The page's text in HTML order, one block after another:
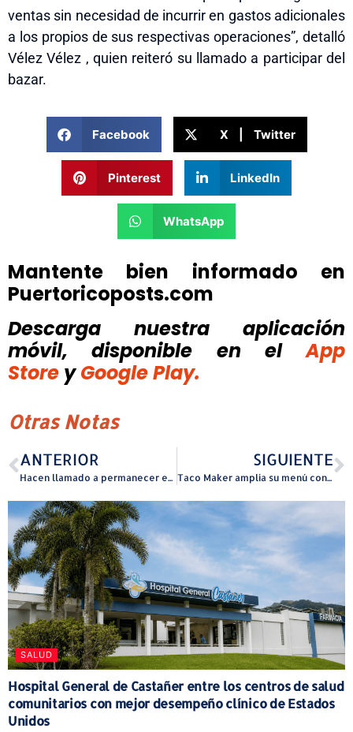
ventas sin necesidad de incurrir en gastos adicionales
a los propios de sus respectivas operaciones”, detalló
Vélez Vélez , quien reiteró su llamado a participar del
bazar.
Facebook X | Twitter
Pinterest LinkedIn
WhatsApp
Mantente bien informado en
Puertoricoposts.com
Descarga nuestra aplicación
móvil, disponible
en el
App
Store y Google Play.
Otras Notas
ANTERIOR
Hacen llamado a permanecer en los hogares debido a las lluvias registradas en las pasadas horas
SIGUIENTE
Taco Maker amplía su menú con una nueva alternativa de dips
SALUD
Hospital General de Castañer entre los centros de salud
comunitarios con mejor desempeño clínico de Estados
Unidos